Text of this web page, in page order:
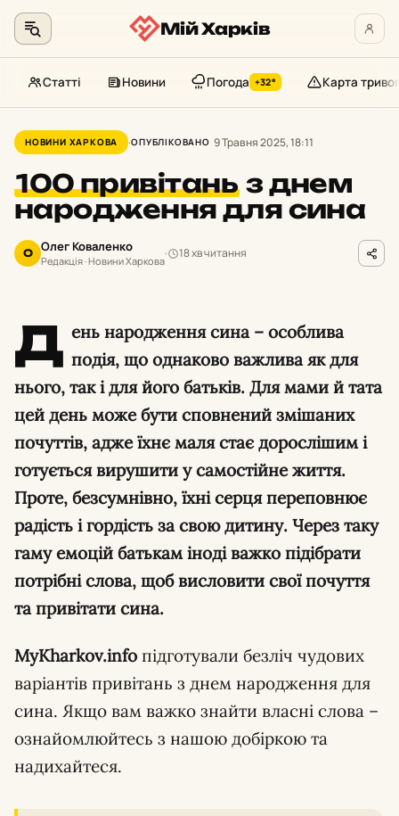
до
контенту
Мій Харків
Статті Новини Погода +32° Карта тривог
НОВИНИ ХАРКОВА ОПУБЛІКОВАНО 9 Травня 2025, 18:11
100 привітань з днем
народження для сина
О Олег Коваленко
Редакція · Новини Харкова
18 хв читання
Д ень народження сина – особлива
подія, що однаково важлива як для
нього, так і для його батьків. Для мами й тата
цей день може бути сповнений змішаних
почуттів, адже їхнє маля стає дорослішим і
готується вирушити у самостійне життя.
Проте, безсумнівно, їхні серця переповнює
радість і гордість за свою дитину. Через таку
гаму емоцій батькам іноді важко підібрати
потрібні слова, щоб висловити свої почуття
та привітати сина.
MyKharkov.info підготували безліч чудових
варіантів привітань з днем народження для
сина. Якщо вам важко знайти власні слова –
ознайомлюйтесь з нашою добіркою та
надихайтеся.